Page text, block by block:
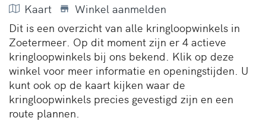
Kaart
Winkel aanmelden
Dit is een overzicht van alle kringloopwinkels in
Zoetermeer. Op dit moment zijn er 4 actieve
kringloopwinkels bij ons bekend. Klik op deze
winkel voor meer informatie en openingstijden. U
kunt ook op de kaart kijken waar de
kringloopwinkels precies gevestigd zijn en een
route plannen.